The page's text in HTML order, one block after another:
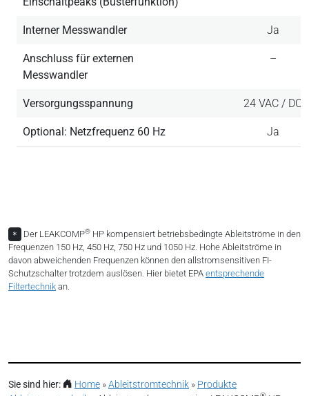
Interner Messwandler Ja
Anschluss für externen
Messwandler
–
Versorgungsspannung 24 VAC / DC
Optional: Netzfrequenz 60 Hz Ja
* Der LEAKCOMP® HP kompensiert betriebsbedingte Ableitströme in den
Frequenzen 150 Hz, 450 Hz, 750 Hz und 1050 Hz. Hohe Ableitströme in
davon abweichenden Frequenzen können den allstromsensitiven FI-
Schutzschalter trotzdem auslösen. Hier bietet EPA entsprechende
Filtertechnik an.
Sie sind hier: Home »Ableitstromtechnik » Produkte